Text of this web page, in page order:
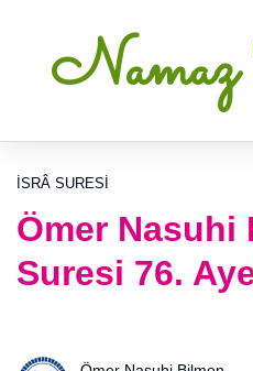
Namaz
İSRÂ SURESI
Ömer Nasuhi
Suresi 76.